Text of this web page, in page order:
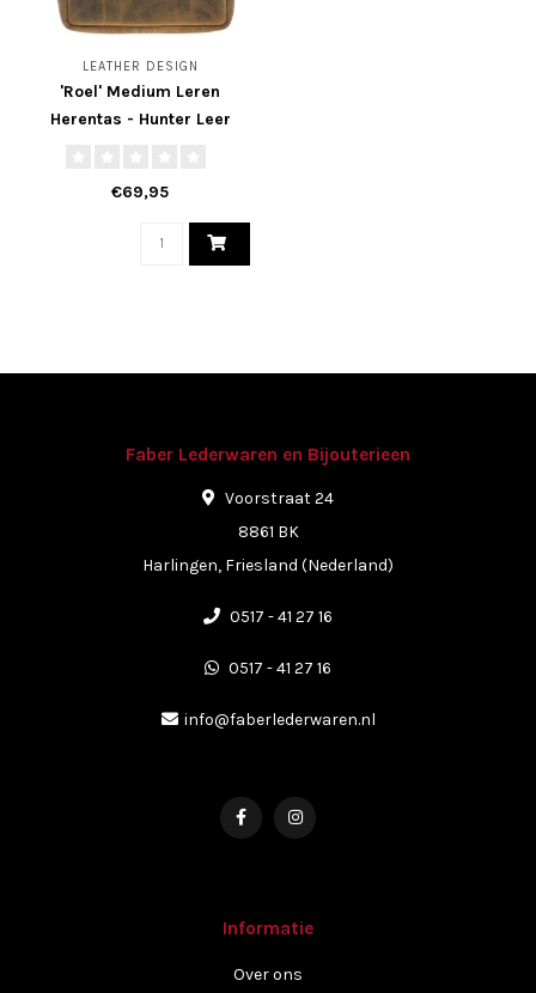
LEATHER DESIGN
'Roel' Medium Leren
Herentas - Hunter Leer
€69,95
Faber Lederwaren en Bijouterieen
Voorstraat 24
8861 BK
Harlingen, Friesland (Nederland)
0517 - 41 27 16
0517 - 41 27 16
info@faberlederwaren.nl
Informatie
Over ons